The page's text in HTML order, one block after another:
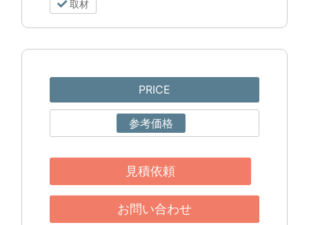
取材
PRICE
参考価格
見積依頼
お問い合わせ